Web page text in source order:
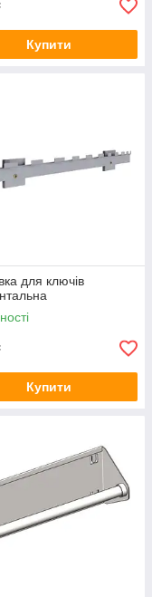
Купити
для ключів
Купити